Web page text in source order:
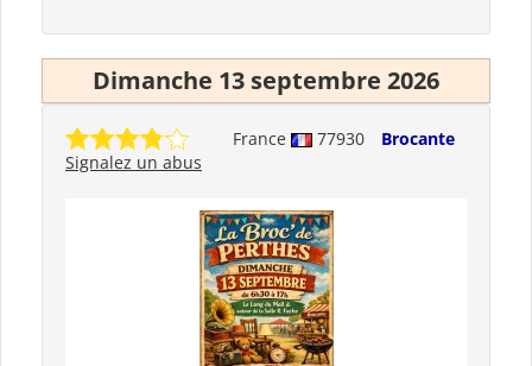
Dimanche 13 septembre 2026
France 77930
Brocante
Signalez un abus